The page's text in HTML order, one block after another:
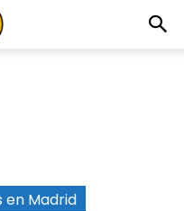
en Madrid